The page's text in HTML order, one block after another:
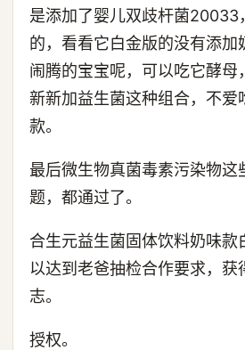
是添加了婴儿双歧杆菌20033
的，看看它白金版的没有添加
闹腾的宝宝呢，可以吃它酵母
新新加益生菌这种组合，不爱
款。
最后微生物真菌毒素污染物这
题，都通过了。
合生元益生菌固体饮料奶味款
以达到老爸抽检合作要求，获
志。
授权。